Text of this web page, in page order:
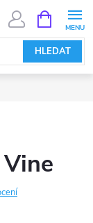
HLEDAT
NÁKUPNÍ
KOŠÍK